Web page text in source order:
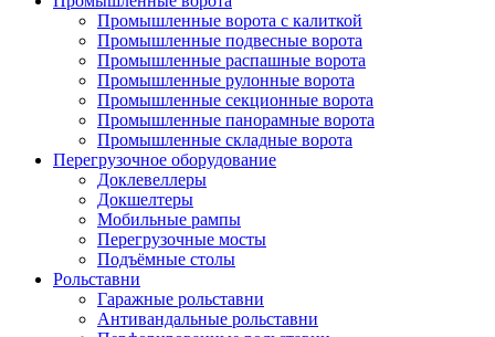
Промышленные ворота с калиткой
Промышленные подвесные ворота
Промышленные распашные ворота
Промышленные рулонные ворота
Промышленные секционные ворота
Промышленные панорамные ворота
Промышленные складные ворота
Перегрузочное оборудование
Доклевеллеры
Докшелтеры
Мобильные рампы
Перегрузочные мосты
Подъёмные столы
Рольставни
Гаражные рольставни
Антивандальные рольставни